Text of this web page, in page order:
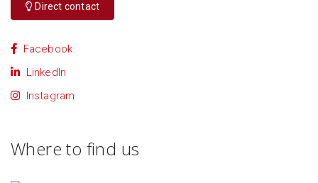
Direct contact
Facebook
LinkedIn
Instagram
Where to find us